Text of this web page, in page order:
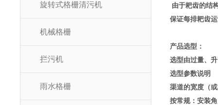
旋转式格栅清污机
机械格栅
拦污机
雨水格栅
由于耙齿的结构
保证每排耙齿运
产品选型：
选型由过量、
选型参数说明
渠道的宽度（或
按常规：安装